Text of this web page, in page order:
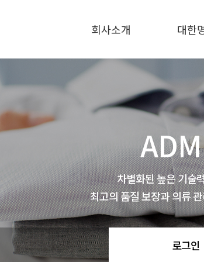
회사소개
지점현황
대한
대한
차별화된 높은 기술
최고의 품질 보장과 의류
로그인